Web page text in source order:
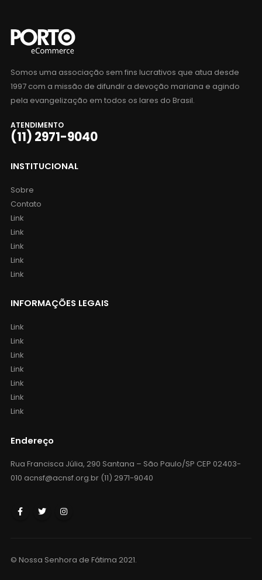
Somos uma associação sem fins lucrativos que atua desde
1997 com a missão de difundir a devoção mariana e agindo
pela evangelização em todos os lares do Brasil.
ATENDIMENTO
(11) 2971-9040
INSTITUCIONAL
Sobre
Contato
Link
Link
Link
Link
Link
INFORMAÇÕES LEGAIS
Link
Link
Link
Link
Link
Link
Link
Endereço
Rua Francisca Júlia, 290 Santana – São Paulo/SP CEP 02403-
010 acnsf@acnsf.org.br (11) 2971-9040
© Nossa Senhora de Fátima 2021.